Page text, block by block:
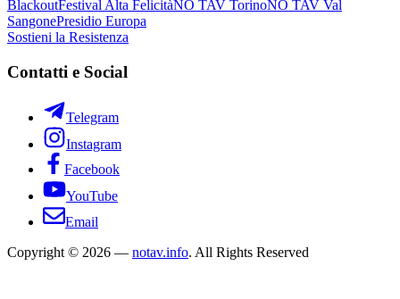
BlackoutFestival Alta FelicitàNO TAV TorinoNO TAV Val
SangonePresidio Europa
Sostieni la Resistenza
Contatti e Social
Telegram
Instagram
Facebook
YouTube
Email
Copyright © 2026 — notav.info. All Rights Reserved